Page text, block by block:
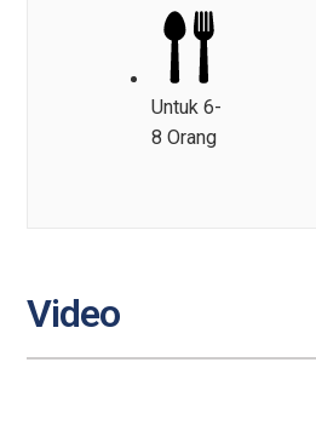
Untuk 6-
8 Orang
Video